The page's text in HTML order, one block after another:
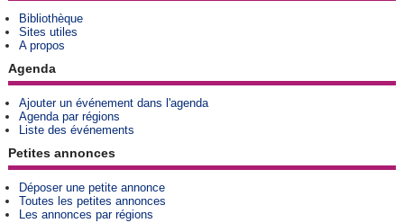
Bibliothèque
Sites utiles
A propos
Agenda
Ajouter un événement dans l'agenda
Agenda par régions
Liste des événements
Petites annonces
Déposer une petite annonce
Toutes les petites annonces
Les annonces par régions